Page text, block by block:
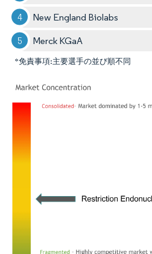
New England Biolabs
Merck KGaA
*免責事項:主要選手の並び順不同